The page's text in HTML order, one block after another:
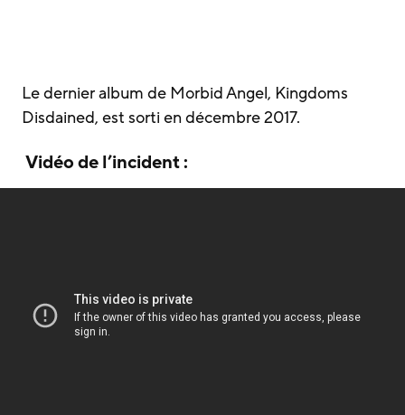
Le dernier album de Morbid Angel, Kingdoms
Disdained, est sorti en décembre 2017.
Vidéo de l’incident :